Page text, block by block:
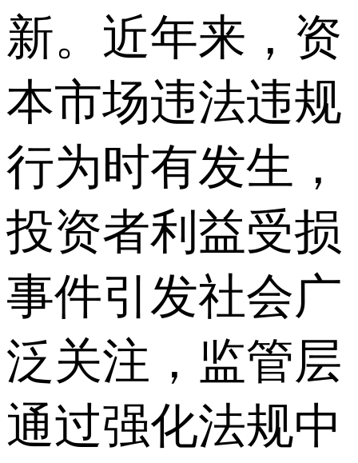
新。近年来，资
本市场违法违规
行为时有发生，
投资者利益受损
事件引发社会广
泛关注，监管层
通过强化法规中